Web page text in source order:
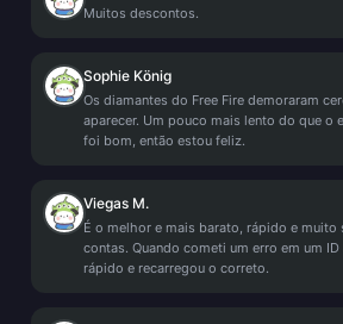
Muitos descontos.
Sophie König
Os diamantes do Free Fire demoraram
aparecer. Um pouco mais lento do que o
foi bom, então estou feliz.
Viegas M.
É o melhor e mais barato, rápido e muito
contas. Quando cometi um erro em um
rápido e recarregou o correto.